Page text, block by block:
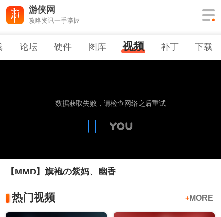
游侠网
攻略资讯一手掌握
论坛 硬件 图库 视频 补丁 下载
【MMD】旗袍の紫妈、幽香
热门视频 +MORE